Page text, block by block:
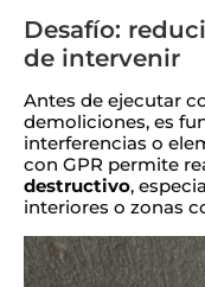
Desafío:
de intervenir
Antes de ejecutar
demoliciones, es
interferencias o
con GPR permite
destructivo,
interiores o zonas